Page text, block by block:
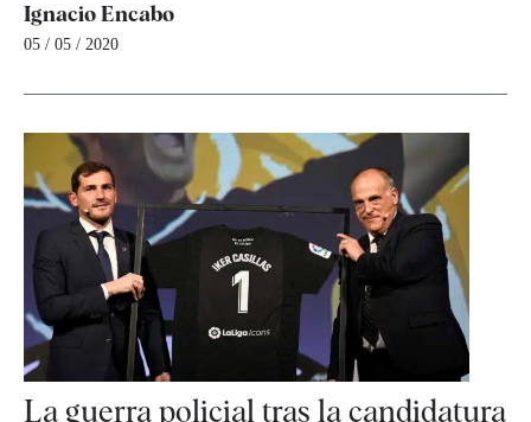
Ignacio Encabo
05 / 05 / 2020
La guerra policial tras la candidatura